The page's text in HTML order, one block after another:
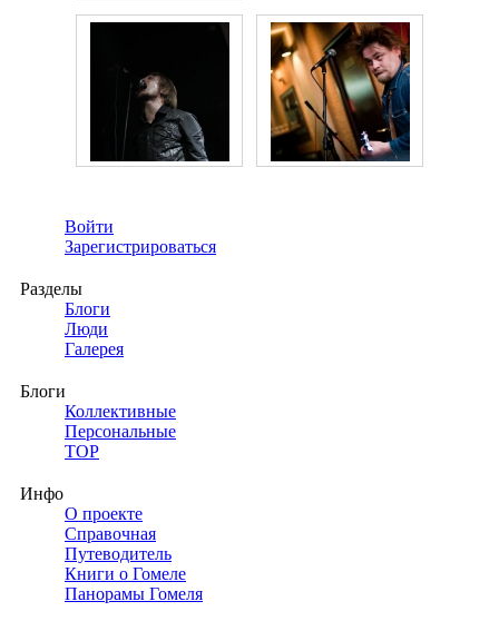
Войти
Зарегистрироваться
Разделы
Блоги
Люди
Галерея
Блоги
Коллективные
Персональные
TOP
Инфо
О проекте
Справочная
Путеводитель
Книги о Гомеле
Панорамы Гомеля